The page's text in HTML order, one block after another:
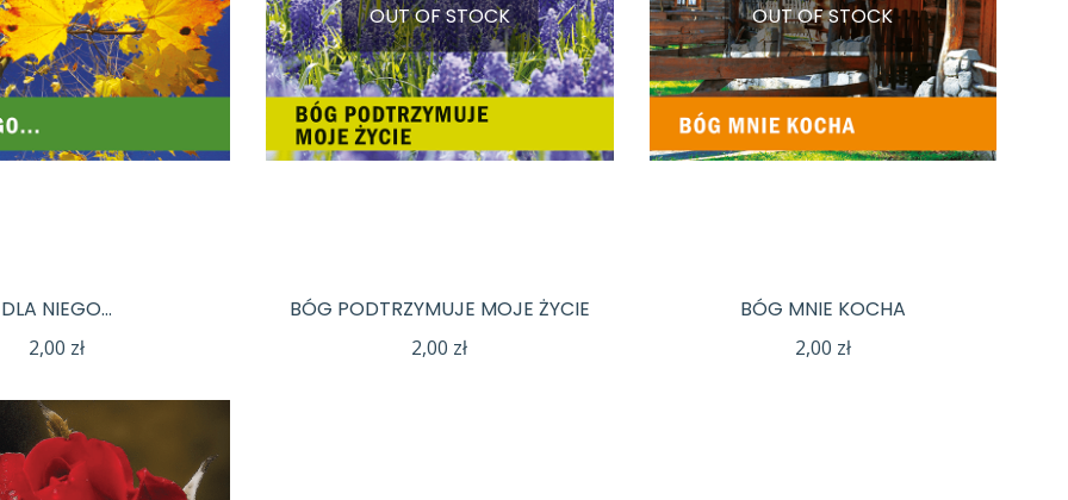
DLA NIEGO…
2,00 zł
OUT OF STOCK
BÓG PODTRZYMUJE MOJE ŻYCIE
2,00 zł
OUT OF STOCK
BÓG MNIE KOCHA
2,00 zł